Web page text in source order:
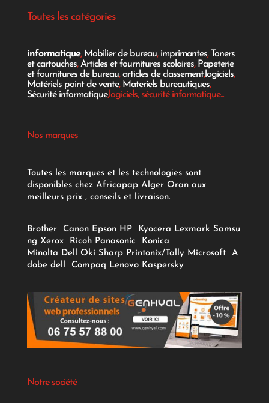
Toutes les catégories
informatique, Mobilier de bureau, imprimantes, Toners
et cartouches,Articles et fournitures scolaires, Papeterie
et fournitures de bureau,articles de classement,logiciels,
Matériels point de vente, Materiels bureautiques,
Sécurité informatique,logiciels, sécurité informatique...
Nos marques
Toutes les marques et les technologies sont
disponibles chez Africapap Alger Oran aux
meilleurs prix , conseils et livraison.
Brother Canon Epson HP Kyocera Lexmark Samsu
ng Xerox Ricoh Panasonic
Konica
Minolta Dell Oki Sharp Printonix/Tally Microsoft
A
dobe dell Compaq Lenovo Kaspersky
Notre société